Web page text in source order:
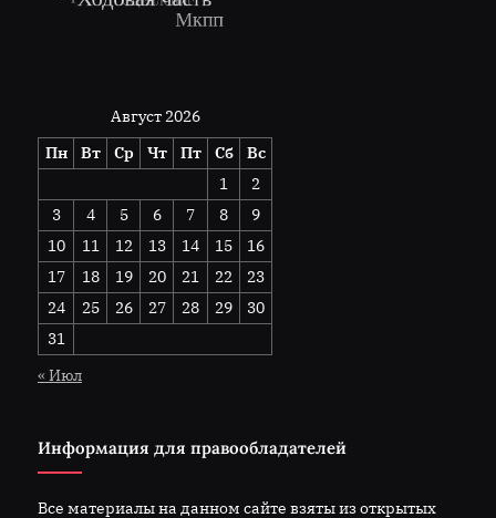
Август 2026
Пн
Вт Ср Чт Пт Сб
Вс
1
2
3
4 5 6 7 8
9
10
11 12 13 14 15
16
17
18 19 20 21 22
23
24
25 26 27 28 29
30
31
« Июл
Информация для правообладателей
Все материалы на данном сайте взяты из открытых